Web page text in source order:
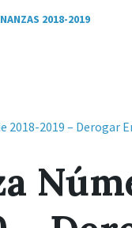
2018-2019
2018-2019 – Derogar